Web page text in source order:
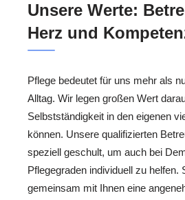
Unsere Werte:
Herz und
Pflege bedeutet für uns mehr als
Alltag. Wir legen großen Wert
Selbstständigkeit in den eigenen
können. Unsere qualifizierten
speziell geschult, um auch bei
Pflegegraden individuell zu helfen.
gemeinsam mit Ihnen eine